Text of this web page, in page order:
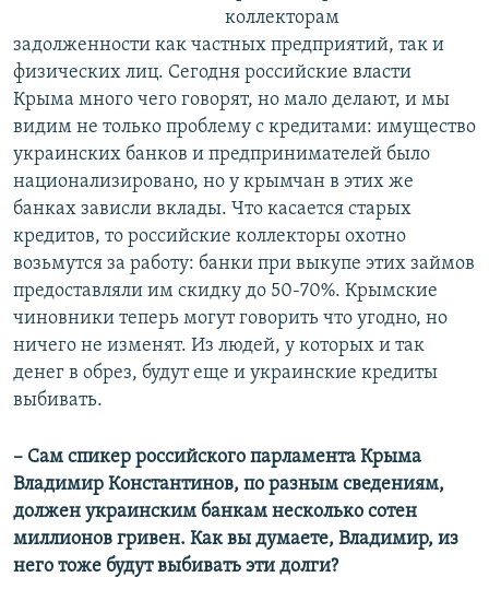
коллекторам
задолженности как частных предприятий, так и
физических лиц. Сегодня российские власти
Крыма много чего говорят, но мало делают, и мы
видим не только проблему с кредитами: имущество
украинских банков и предпринимателей было
национализировано, но у крымчан в этих же
банках зависли вклады. Что касается старых
кредитов, то российские коллекторы охотно
возьмутся за работу: банки при выкупе этих займов
предоставляли им скидку до 50-70%. Крымские
чиновники теперь могут говорить что угодно, но
ничего не изменят. Из людей, у которых и так
денег в обрез, будут еще и украинские кредиты
выбивать.
– Сам спикер российского парламента Крыма
Владимир Константинов, по разным сведениям,
должен украинским банкам несколько сотен
миллионов гривен. Как вы думаете, Владимир, из
него тоже будут выбивать эти долги?